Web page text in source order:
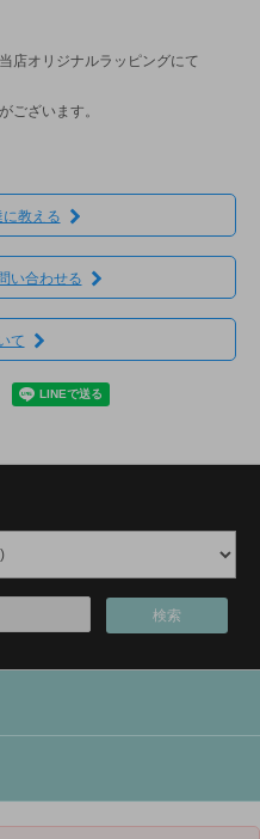
店オリジナルラッピングにて
ございます。
教える
い合わせる
て
検索